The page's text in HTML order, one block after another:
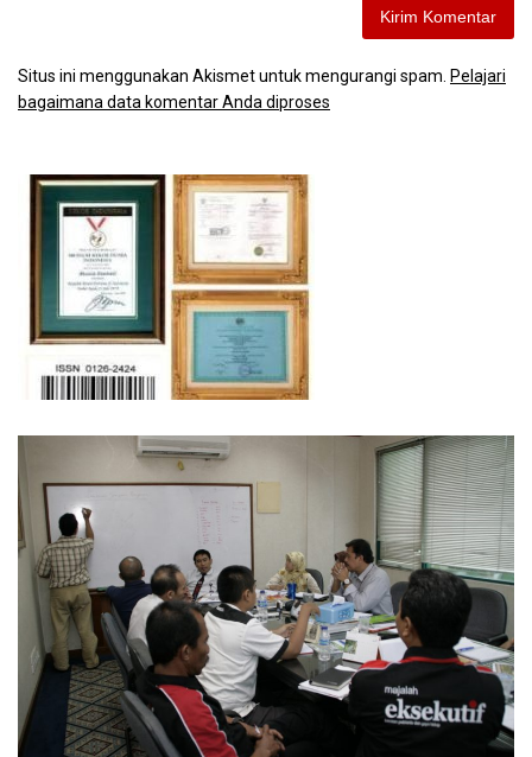
Situs ini menggunakan Akismet untuk mengurangi spam. Pelajari
bagaimana data komentar Anda diproses